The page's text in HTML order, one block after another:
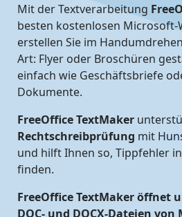
Mit der Textverarbeitung
besten kostenlosen Microsoft-
erstellen Sie im
Art: Flyer oder Broschüren
einfach wie Geschäftsbriefe
Dokumente.
FreeOffice TextMaker
Rechtschreibprüfung mit
und hilft Ihnen so, Tippfehler
finden.
FreeOffice TextMaker öffnet
DOC- und DOCX-Dateien